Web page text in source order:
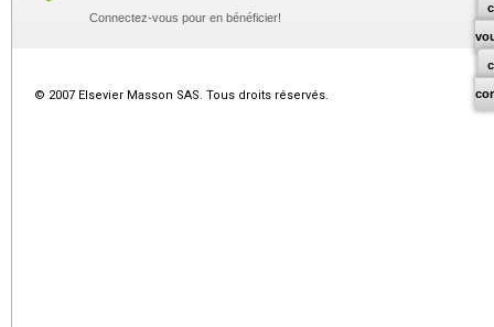
Connectez-vous pour en bénéficier!
© 2007 Elsevier Masson SAS. Tous droits réservés.